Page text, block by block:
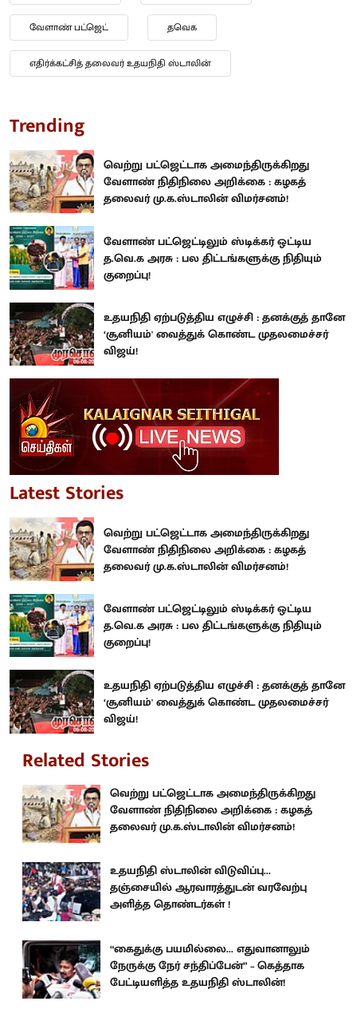
வேளாண் பட்ஜெட் தவெக
எதிர்க்கட்சித் தலைவர் உதயநிதி ஸ்டாலின்
Trending
வெற்று பட்ஜெட்டாக அமைந்திருக்கிறது
வேளாண் நிதிநிலை அறிக்கை : கழகத்
தலைவர் மு.க.ஸ்டாலின் விமர்சனம்!
வேளாண் பட்ஜெட்டிலும் ஸ்டிக்கர் ஒட்டிய
த.வெ.க அரசு : பல திட்டங்களுக்கு நிதியும்
குறைப்பு!
உதயநிதி ஏற்படுத்திய எழுச்சி : தனக்குத் தானே
‘சூனியம்' வைத்துக் கொண்ட முதலமைச்சர்
விஜய்!
Latest Stories
வெற்று பட்ஜெட்டாக அமைந்திருக்கிறது
வேளாண் நிதிநிலை அறிக்கை : கழகத்
தலைவர் மு.க.ஸ்டாலின் விமர்சனம்!
வேளாண் பட்ஜெட்டிலும் ஸ்டிக்கர் ஒட்டிய
த.வெ.க அரசு : பல திட்டங்களுக்கு நிதியும்
குறைப்பு!
உதயநிதி ஏற்படுத்திய எழுச்சி : தனக்குத் தானே
‘சூனியம்' வைத்துக் கொண்ட முதலமைச்சர்
விஜய்!
Related Stories
வெற்று பட்ஜெட்டாக அமைந்திருக்கிறது
வேளாண் நிதிநிலை அறிக்கை : கழகத்
தலைவர் மு.க.ஸ்டாலின் விமர்சனம்!
உதயநிதி ஸ்டாலின் விடுவிப்பு...
தஞ்சையில் ஆரவாரத்துடன் வரவேற்பு
அளித்த தொண்டர்கள் !
“கைதுக்கு பயமில்லை... எதுவானாலும்
நேருக்கு நேர் சந்திப்பேன்” – கெத்தாக
பேட்டியளித்த உதயநிதி ஸ்டாலின்!